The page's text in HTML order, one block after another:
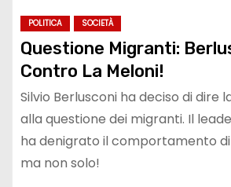
POLITICA SOCIETÀ
Questione Migranti:
Contro La Meloni!
Silvio Berlusconi ha deciso di dire
alla questione dei migranti. Il
ha denigrato il comportamento di
ma non solo!